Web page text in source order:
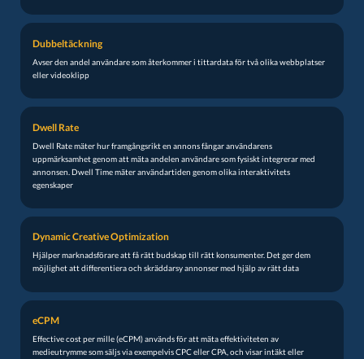
Dubbeltäckning
Avser den andel användare som återkommer i tittardata för två olika webbplatser
eller videoklipp
Dwell Rate
Dwell Rate mäter hur framgångsrikt en annons fångar användarens
uppmärksamhet genom att mäta andelen användare som fysiskt integrerar med
annonsen. Dwell Time mäter användartiden genom olika interaktivitets
egenskaper
Dynamic Creative Optimization
Hjälper marknadsförare att få rätt budskap till rätt konsumenter. Det ger dem
möjlighet att differentiera och skräddarsy annonser med hjälp av rätt data
eCPM
Effective cost per mille (eCPM) används för att mäta effektiviteten av
medieutrymme som säljs via exempelvis CPC eller CPA, och visar intäkt eller